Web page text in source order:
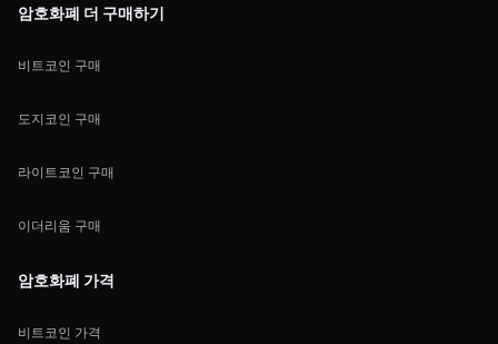
암호화폐 더 구매하기
비트코인 구매
도지코인 구매
라이트코인 구매
이더리움 구매
암호화폐 가격
비트코인 가격